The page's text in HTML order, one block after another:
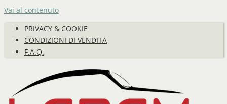
Vai al contenuto
PRIVACY & COOKIE
CONDIZIONI DI VENDITA
F.A.Q.